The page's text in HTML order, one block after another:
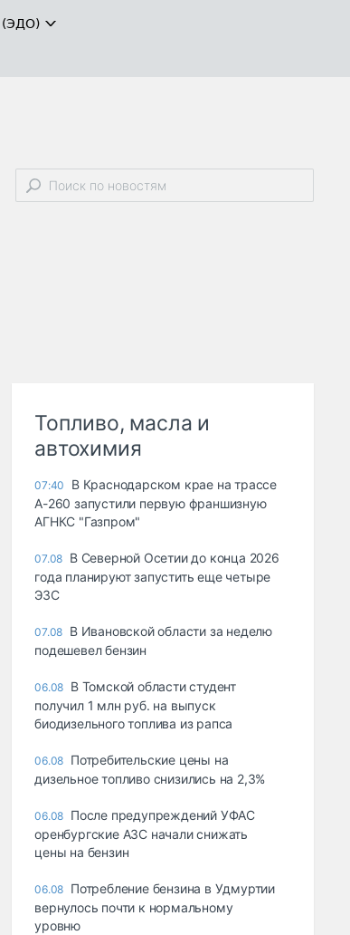
(ЭДО)
Топливо, масла и
автохимия
07:40
В Краснодарском крае на трассе
А-260 запустили первую франшизную
АГНКС "Газпром"
07.08 В Северной Осетии до конца 2026
года планируют запустить еще четыре
ЭЗС
07.08 В Ивановской области за неделю
подешевел бензин
06.08 В Томской области студент
получил 1 млн руб. на выпуск
биодизельного топлива из рапса
06.08 Потребительские цены на
дизельное топливо снизились на 2,3%
06.08 После предупреждений УФАС
оренбургские АЗС начали снижать
цены на бензин
06.08 Потребление бензина в Удмуртии
вернулось почти к нормальному
уровню